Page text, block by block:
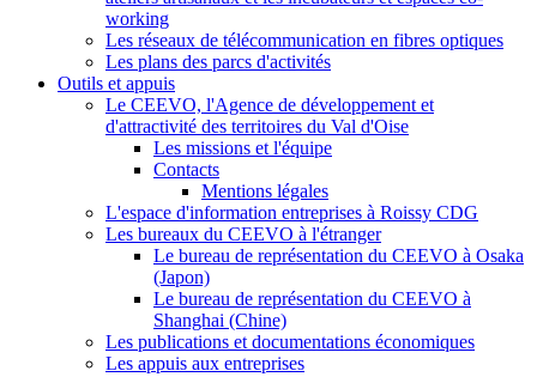
working
Les réseaux de télécommunication en fibres optiques
Les plans des parcs d'activités
Outils et appuis
Le CEEVO, l'Agence de développement et
d'attractivité des territoires du Val d'Oise
Les missions et l'équipe
Contacts
Mentions légales
L'espace d'information entreprises à Roissy CDG
Les bureaux du CEEVO à l'étranger
Le bureau de représentation du CEEVO à Osaka
(Japon)
Le bureau de représentation du CEEVO à
Shanghai (Chine)
Les publications et documentations économiques
Les appuis aux entreprises